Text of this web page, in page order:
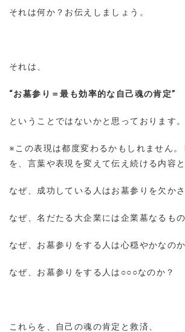
それは何か？お伝えしましょう。
それは、
“お墓参り＝最も効率的な自己魂の肯定”
ということではないかと思っております。
※この表現は都度変わるかもしれません。
を、言葉や表現を変えて伝え続ける内容と
なぜ、成功している人はお墓参りを欠か
なぜ、名だたる大企業には企業墓なるも
なぜ、お墓参りをする人は心穏やかなの
なぜ、お墓参りをする人は○○○なのか？
これらを、自己の魂の肯定と救済、